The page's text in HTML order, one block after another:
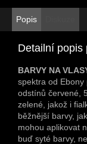
Popis
Detailní popis
BARVY NA
spektra od Ebony
odstínů červené,
zelené, jakož i
běžnější barvy,
mohou aplikovat
buď syté barvy,